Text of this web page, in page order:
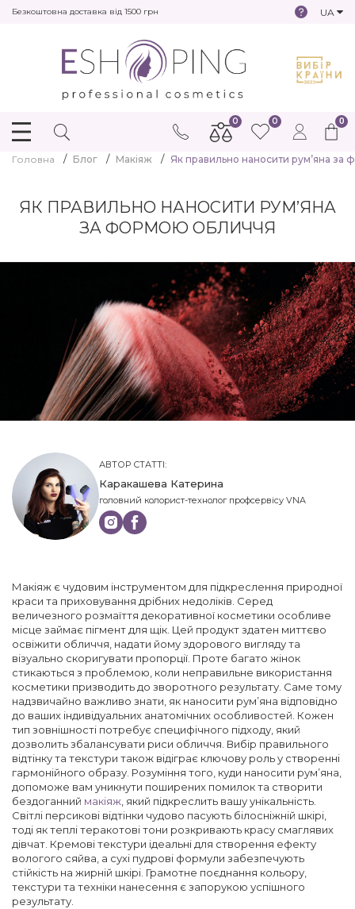
Безкоштовна доставка від 1500 грн UA
0
0 0
Головна Блог Макіяж Як правильно наносити рум’яна
ЯК ПРАВИЛЬНО НАНОСИТИ РУМ’ЯНА
ЗА ФОРМОЮ ОБЛИЧЧЯ
АВТОР СТАТТІ:
Каракашева Катерина
головний колорист-технолог профсервісу VNA
Макіяж є чудовим інструментом для підкреслення природної
краси та приховування дрібних недоліків. Серед
величезного розмаїття декоративної косметики особливе
місце займає пігмент для щік. Цей продукт здатен миттєво
освіжити обличчя, надати йому здорового вигляду та
візуально скоригувати пропорції. Проте багато жінок
стикаються з проблемою, коли неправильне використання
косметики призводить до зворотного результату. Саме тому
надзвичайно важливо знати, як наносити рум’яна відповідно
до ваших індивідуальних анатомічних особливостей. Кожен
тип зовнішності потребує специфічного підходу, який
дозволить збалансувати риси обличчя. Вибір правильного
відтінку та текстури також відіграє ключову роль у створенні
гармонійного образу. Розуміння того, куди наносити рум’яна,
допоможе вам уникнути поширених помилок та створити
бездоганний макіяж , який підкреслить вашу унікальність.
Світлі персикові відтінки чудово пасують білосніжній шкірі,
тоді як теплі теракотові тони розкривають красу смаглявих
дівчат. Кремові текстури ідеальні для створення ефекту
вологого сяйва, а сухі пудрові формули забезпечують
стійкість на жирній шкірі. Грамотне поєднання кольору,
текстури та техніки нанесення є запорукою успішного
результату.